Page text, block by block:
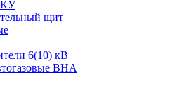
щит
6(10) кВ
ВНА